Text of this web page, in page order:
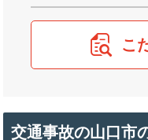
こ
交通事故の山口市